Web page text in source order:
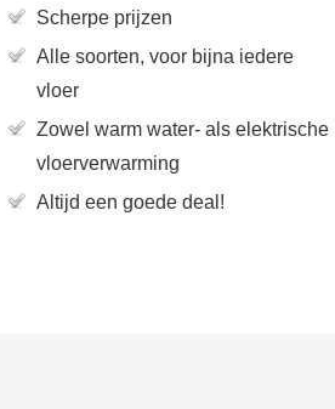
Scherpe prijzen
Alle soorten, voor bijna iedere
vloer
Zowel warm water- als elektrische
vloerverwarming
Altijd een goede deal!